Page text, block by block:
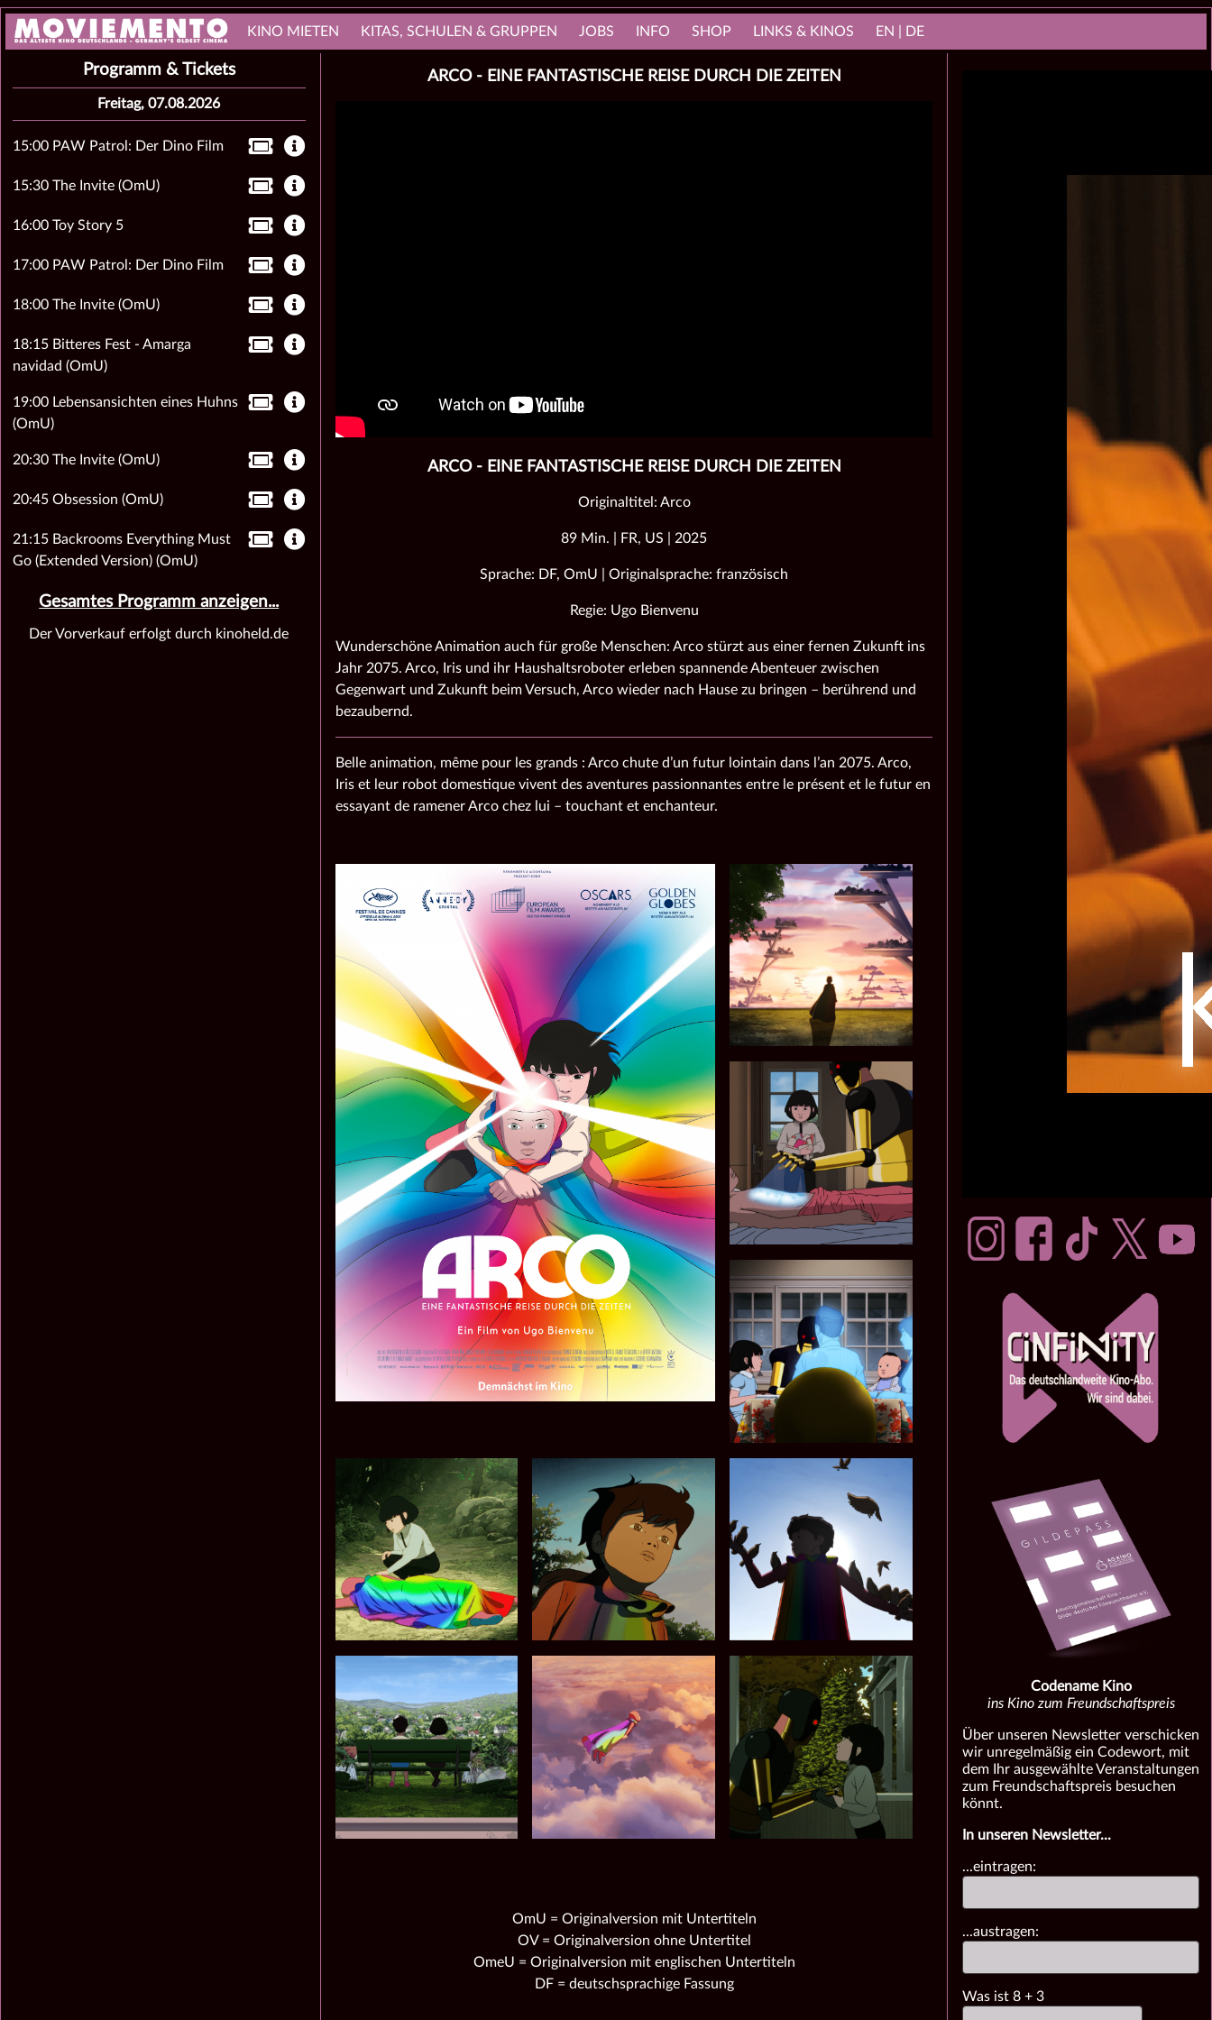
KINO MIETEN KITAS, SCHULEN & GRUPPEN JOBS INFO SHOP LINKS & KINOS EN | DE
ARCO - EINE FANTASTISCHE REISE DURCH DIE ZEITEN
ARCO - EINE FANTASTISCHE REISE DURCH DIE ZEITEN
Originaltitel: Arco
89 Min. | FR, US | 2025
Sprache: DF, OmU | Originalsprache: französisch
Regie: Ugo Bienvenu
Wunderschöne Animation auch für große Menschen: Arco stürzt aus einer fernen Zukunft ins
Jahr 2075. Arco, Iris und ihr Haushaltsroboter erleben spannende Abenteuer zwischen
Gegenwart und Zukunft beim Versuch, Arco wieder nach Hause zu bringen – berührend und
bezaubernd.
Belle animation, même pour les grands : Arco chute d’un futur lointain dans l’an 2075. Arco,
Iris et leur robot domestique vivent des aventures passionnantes entre le présent et le futur en
essayant de ramener Arco chez lui – touchant et enchanteur.
OmU = Originalversion mit Untertiteln
OV = Originalversion ohne Untertitel
OmeU = Originalversion mit englischen Untertiteln
DF = deutschsprachige Fassung
Programm & Tickets
Freitag, 07.08.2026
15:00 PAW Patrol: Der Dino Film
15:30 The Invite (OmU)
16:00 Toy Story 5
17:00 PAW Patrol: Der Dino Film
18:00 The Invite (OmU)
18:15 Bitteres Fest - Amarga
navidad (OmU)
19:00 Lebensansichten eines Huhns
(OmU)
20:30 The Invite (OmU)
20:45 Obsession (OmU)
21:15 Backrooms Everything Must
Go (Extended Version) (OmU)
Gesamtes Programm anzeigen...
Der Vorverkauf erfolgt durch kinoheld.de
Codename Kino
ins Kino zum Freundschaftspreis
Über unseren Newsletter verschicken
wir unregelmäßig ein Codewort, mit
dem Ihr ausgewählte Veranstaltungen
zum Freundschaftspreis besuchen
könnt.
In unseren Newsletter...
...eintragen:
...austragen:
Was ist8 + 3